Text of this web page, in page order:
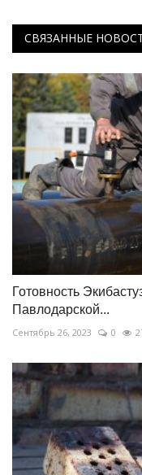
СВЯЗАННЫЕ
Готовность
Павлодарской...
Сентябрь 26, 2023 0